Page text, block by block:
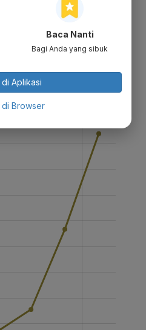
ada 1.000 konversi
target
50 ribu unit pun
Baca Nanti
Bagi Anda yang sibuk
Aplikasi
Browser